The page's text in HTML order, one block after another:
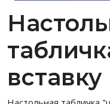
вставку